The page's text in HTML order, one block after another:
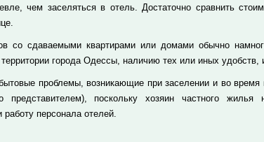
чем заселяться в отель. Достаточно сравнить
со сдаваемыми квартирами или домами обычно
города Одессы, наличию тех или иных удобств,
проблемы, возникающие при заселении и во время
представителем), поскольку хозяин частного
персонала отелей.